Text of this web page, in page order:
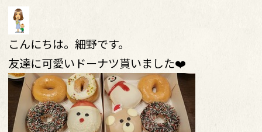
こんにちは。細野です。
友達に可愛いドーナツ貰いました❤️